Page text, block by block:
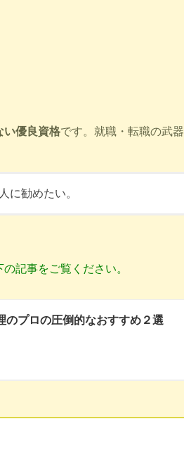
い優良資格です。就職・転職の武器
に勧めたい。
記事をご覧ください。
のプロの圧倒的なおすすめ２選